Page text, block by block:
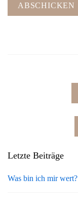
ABSCHICKEN
Letzte Beiträge
Was bin ich mir wert?